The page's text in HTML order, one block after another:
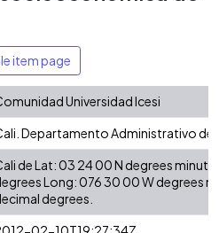
item page
Universidad Icesi
Departamento Administrativo de
de Lat: 03 24 00 N degrees
Long: 076 30 00 W degrees
degrees.